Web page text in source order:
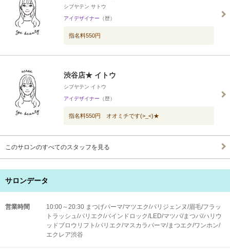
シブヤテン サトウ
アイデザイナー （歴）
指名料550円
渋谷店★ イトウ
シブヤテン イトウ
アイデザイナー （歴）
指名料550円 オオミチです(>_<)★
このサロンのすべてのスタッフを見る
サロンデータ
営業時間
10:00～20:30 まつげパーマ/マツエク/パリジェンヌ/眉毛/フラッ
トラッシュ/パリエク/バインドロック/LED/マツパ/まつパ/ハリウ
ッドブロウリフト/パリエク/マスカラパーマ/まつエク/ワンホン/
エクレア渋谷